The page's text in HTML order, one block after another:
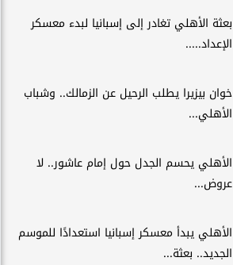
بعثة الأهلي تغادر إلى إسبانيا لبدء معسكر
الإعداد.....
خوان بيزيرا يطلب الرحيل عن الزمالك.. وشباب
الأهلي...
الأهلي يحسم الجدل حول إمام عاشور.. لا
عروض...
الأهلي يبدأ معسكر إسبانيا استعدادًا للموسم
الجديد.. بعثة...